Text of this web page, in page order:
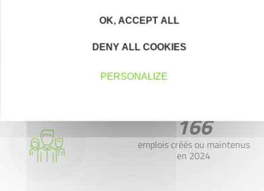
69
entreprises soutenues
166
emplois créés ou maintenus
en 2024
OK, ACCEPT ALL
DENY ALL COOKIES
PERSONALIZE